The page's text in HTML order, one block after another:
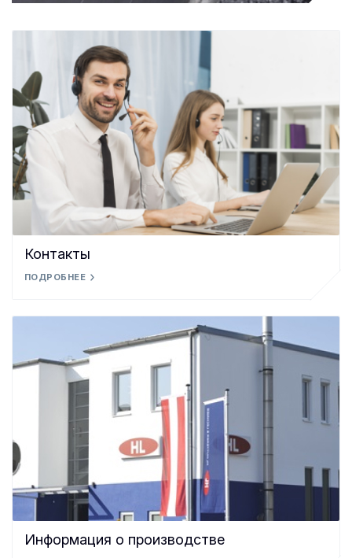
Контакты
ПОДРОБНЕЕ
Информация о производстве